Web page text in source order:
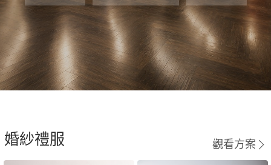
婚紗禮服 觀看方案